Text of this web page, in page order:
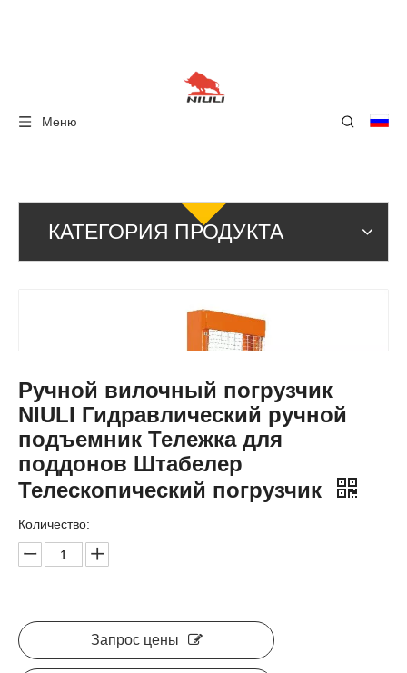
Меню
КАТЕГОРИЯ ПРОДУКТА
Ручной вилочный погрузчик
NIULI Гидравлический ручной
подъемник Тележка для
поддонов Штабелер
Телескопический погрузчик
Количество:
Запрос цены